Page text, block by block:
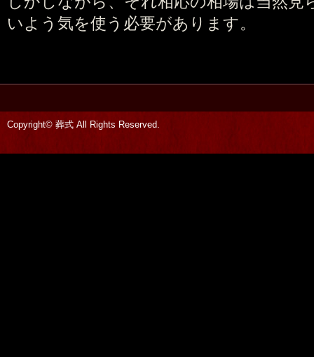
いよう気を使う必要があります。
Copyright© 葬式 All Rights Reserved.